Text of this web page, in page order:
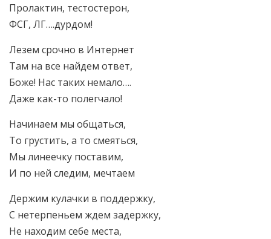
Пролактин, тестостерон,
ФСГ, ЛГ….дурдом!
Лезем срочно в Интернет
Там на все найдем ответ,
Боже! Нас таких немало….
Даже как-то полегчало!
Начинаем мы общаться,
То грустить, а то смеяться,
Мы линеечку поставим,
И по ней следим, мечтаем
Держим кулачки в поддержку,
С нетерпеньем ждем задержку,
Не находим себе места,